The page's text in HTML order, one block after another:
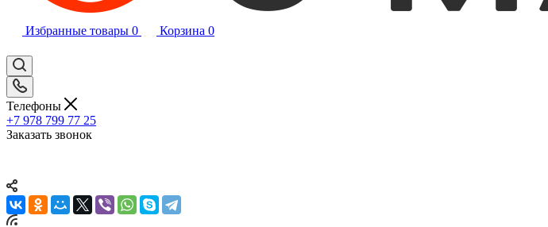
Избранные товары 0 Корзина 0
Телефоны
+7 978 799 77 25
Заказать звонок